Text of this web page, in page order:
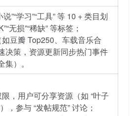
说”“学习”“工具” 等 10 + 类目划
无损”“稀缺” 等标签；
豆瓣 Top250、车载音乐合
决策，资源更新同步热门事件
集）。
，用户可分享资源（如 “叶子
，参与 “发帖规范” 讨论；